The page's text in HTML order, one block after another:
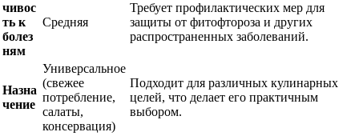
чивос
ть к
болез
ням
Средняя
Требует профилактических мер для
защиты от фитофтороза и других
распространенных заболеваний.
Назна
чение
Универсальное
(свежее
потребление,
салаты,
консервация)
Подходит для различных кулинарных
целей, что делает его практичным
выбором.